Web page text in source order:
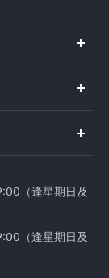
（逢星期日及
（逢星期日及